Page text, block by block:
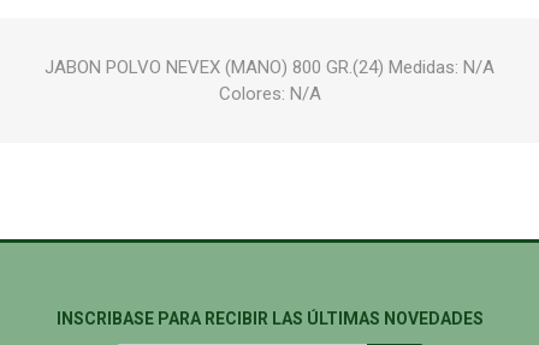
JABON POLVO NEVEX (MANO) 800 GR.(24) Medidas: N/A
Colores: N/A
INSCRIBASE PARA RECIBIR LAS ÚLTIMAS NOVEDADES